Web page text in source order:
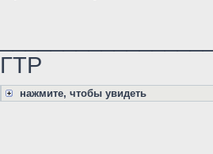
ГТР
нажмите, чтобы увидеть